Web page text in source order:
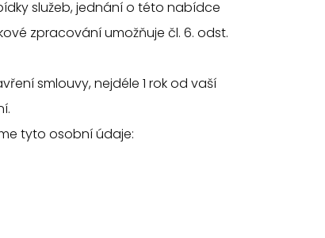
služeb, jednání o této nabídce
zpracování umožňuje čl. 6. odst.
smlouvy, nejdéle 1 rok od vaší
tyto osobní údaje: